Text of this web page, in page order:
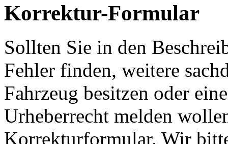
Korrektur-Formular
Sollten Sie in den
Fehler finden, weitere
Fahrzeug besitzen oder
Urheberrecht melden
Korrekturformular. Wir